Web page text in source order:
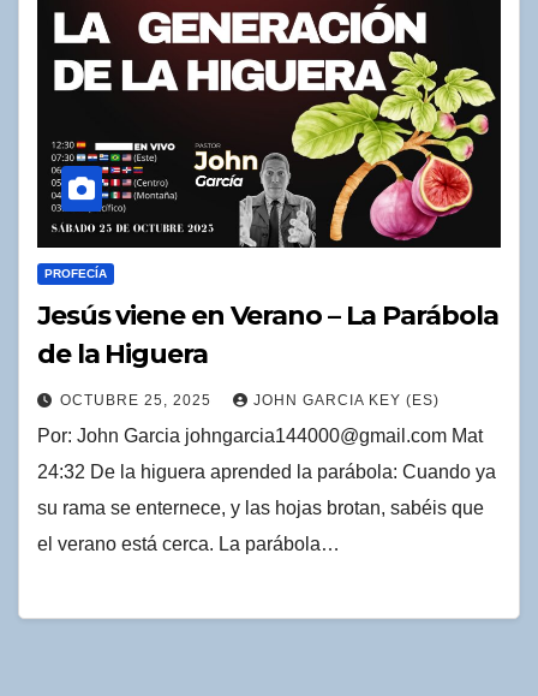
PROFECÍA
Jesús viene en Verano – La Parábola
de la Higuera
OCTUBRE 25, 2025 JOHN GARCIA KEY (ES)
Por: John Garcia johngarcia144000@gmail.com Mat
24:32 De la higuera aprended la parábola: Cuando ya
su rama se enternece, y las hojas brotan, sabéis que
el verano está cerca. La parábola…